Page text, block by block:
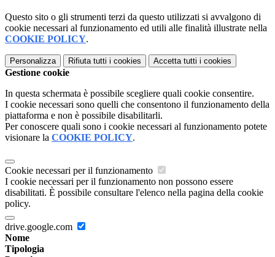
Questo sito o gli strumenti terzi da questo utilizzati si avvalgono di
cookie necessari al funzionamento ed utili alle finalità illustrate nella
COOKIE POLICY.
Personalizza Rifiuta tutti i cookies Accetta tutti i cookies
Gestione cookie
In questa schermata è possibile scegliere quali cookie consentire.
I cookie necessari sono quelli che consentono il funzionamento della
piattaforma e non è possibile disabilitarli.
Per conoscere quali sono i cookie necessari al funzionamento potete
visionare la COOKIE POLICY.
Cookie necessari per il funzionamento
I cookie necessari per il funzionamento non possono essere
disabilitati. È possibile consultare l'elenco nella pagina della cookie
policy.
drive.google.com
Nome
Tipologia